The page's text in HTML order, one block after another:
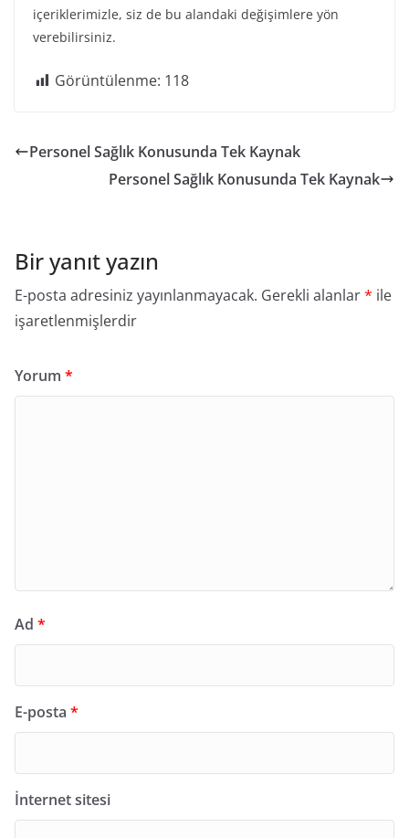
içeriklerimizle, siz de bu alandaki değişimlere yön
verebilirsiniz.
Görüntülenme: 118
Personel Sağlık Konusunda Tek Kaynak
Personel Sağlık Konusunda Tek Kaynak
Bir yanıt yazın
E-posta adresiniz yayınlanmayacak. Gerekli alanlar* ile
işaretlenmişlerdir
Yorum *
Ad *
E-posta *
İnternet sitesi